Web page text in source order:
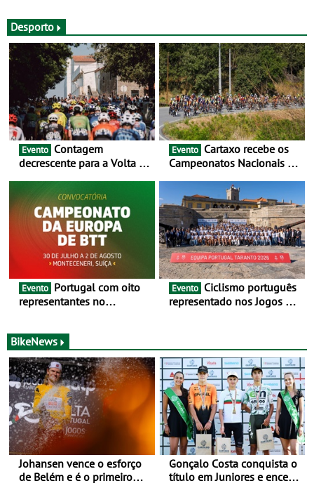
Desporto
Evento
decrescente para a Volta a
as 17 equipas de 2026
Evento
Campeonatos Nacionais da
julho e 2 de agosto
Evento
representantes no
de agosto, em
Monteceneri, na Suíça
Evento
representado nos Jogos do
BikeNews
Johansen vence o esforço
de Belém e é o primeiro
Gonçalo Costa conquista o
título em Juniores e encerra